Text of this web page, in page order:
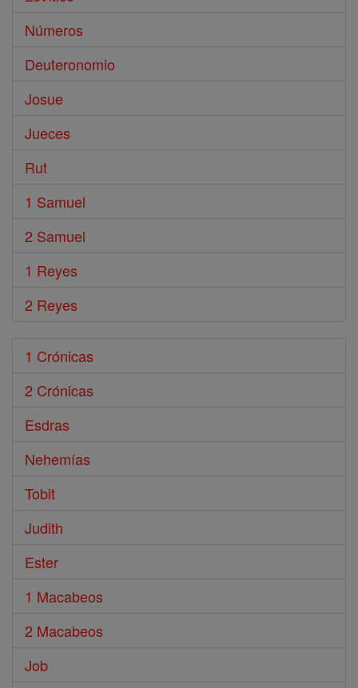
Números
Deuteronomio
Josue
Jueces
Rut
1 Samuel
2 Samuel
1 Reyes
2 Reyes
1 Crónicas
2 Crónicas
Esdras
Nehemías
Tobit
Judith
Ester
1 Macabeos
2 Macabeos
Job